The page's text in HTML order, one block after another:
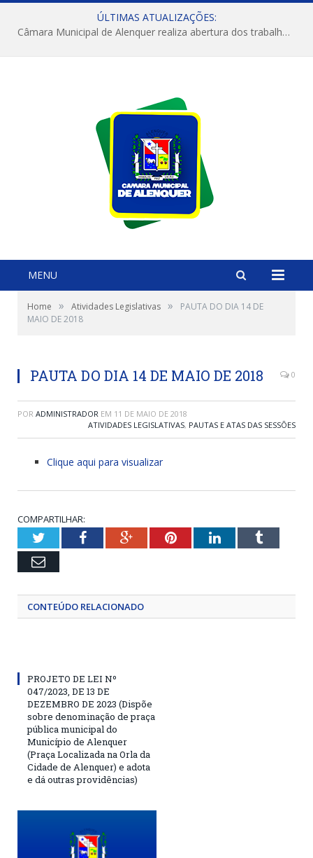
ÚLTIMAS ATUALIZAÇÕES:
Câmara Municipal de Alenquer realiza abertura dos trabalhos do 4º Período Legislativo
MENU
Home » Atividades Legislativas »
PAUTA DO DIA 14 DE
MAIO DE 2018
PAUTA DO DIA 14 DE MAIO DE 2018 0
POR ADMINISTRADOR EM 11 DE MAIO DE 2018
ATIVIDADES LEGISLATIVAS, PAUTAS E ATAS DAS SESSÕES
Clique aqui para visualizar
COMPARTILHAR:
TwitterFacebookGoogle+PinterestLinkedInTumblr
Email
CONTEÚDO RELACIONADO
PROJETO DE LEI Nº
047/2023, DE 13 DE
DEZEMBRO DE 2023 (Dispõe
sobre denominação de praça
pública municipal do
Município de Alenquer
(Praça Localizada na Orla da
Cidade de Alenquer) e adota
e dá outras providências)